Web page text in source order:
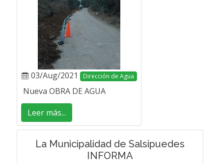
03/Aug/2021 Dirección de Agua
Nueva OBRA DE AGUA
Leer más...
La Municipalidad de Salsipuedes
INFORMA